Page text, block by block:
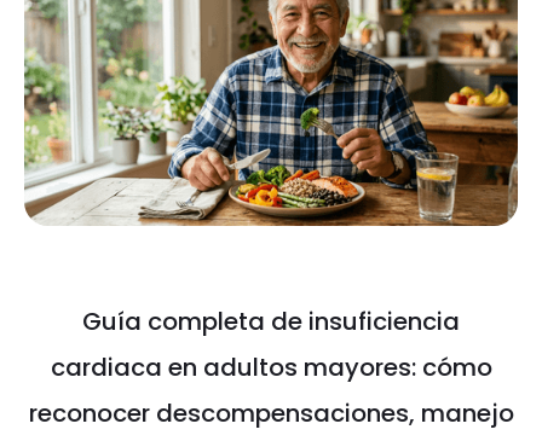
Guía completa de insuficiencia
cardiaca en adultos mayores: cómo
reconocer descompensaciones, manejo